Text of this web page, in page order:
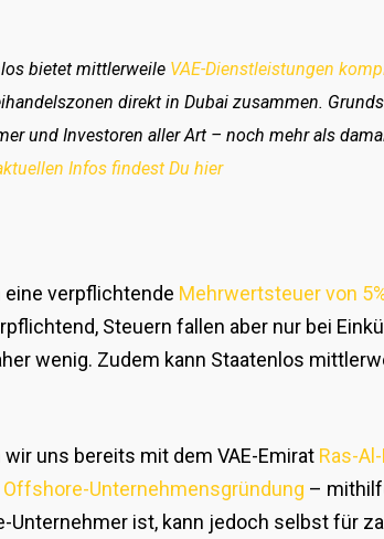
bietet mittlerweile VAE-Dienstleistungen
direkt in Dubai zusammen.
und Investoren aller Art – noch mehr als
Infos findest Du hier
eine verpflichtende Mehrwertsteuer von
Steuern fallen aber nur bei
wenig. Zudem kann Staatenlos
uns bereits mit dem VAE-Emirat Ras-
Offshore-Unternehmensgründung –
Unternehmer ist, kann jedoch selbst für